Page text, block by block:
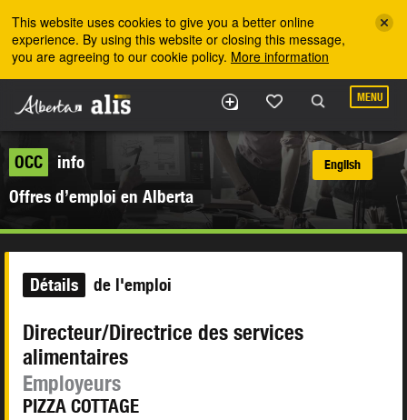
This website uses cookies to give you a better online
experience. By using this website or closing this message,
you are agreeing to our cookie policy. More information
MENU
OCC
info
Offres d’emploi en Alberta
English
Détails de l'emploi
Directeur/Directrice des services
alimentaires
Employeurs
PIZZA COTTAGE